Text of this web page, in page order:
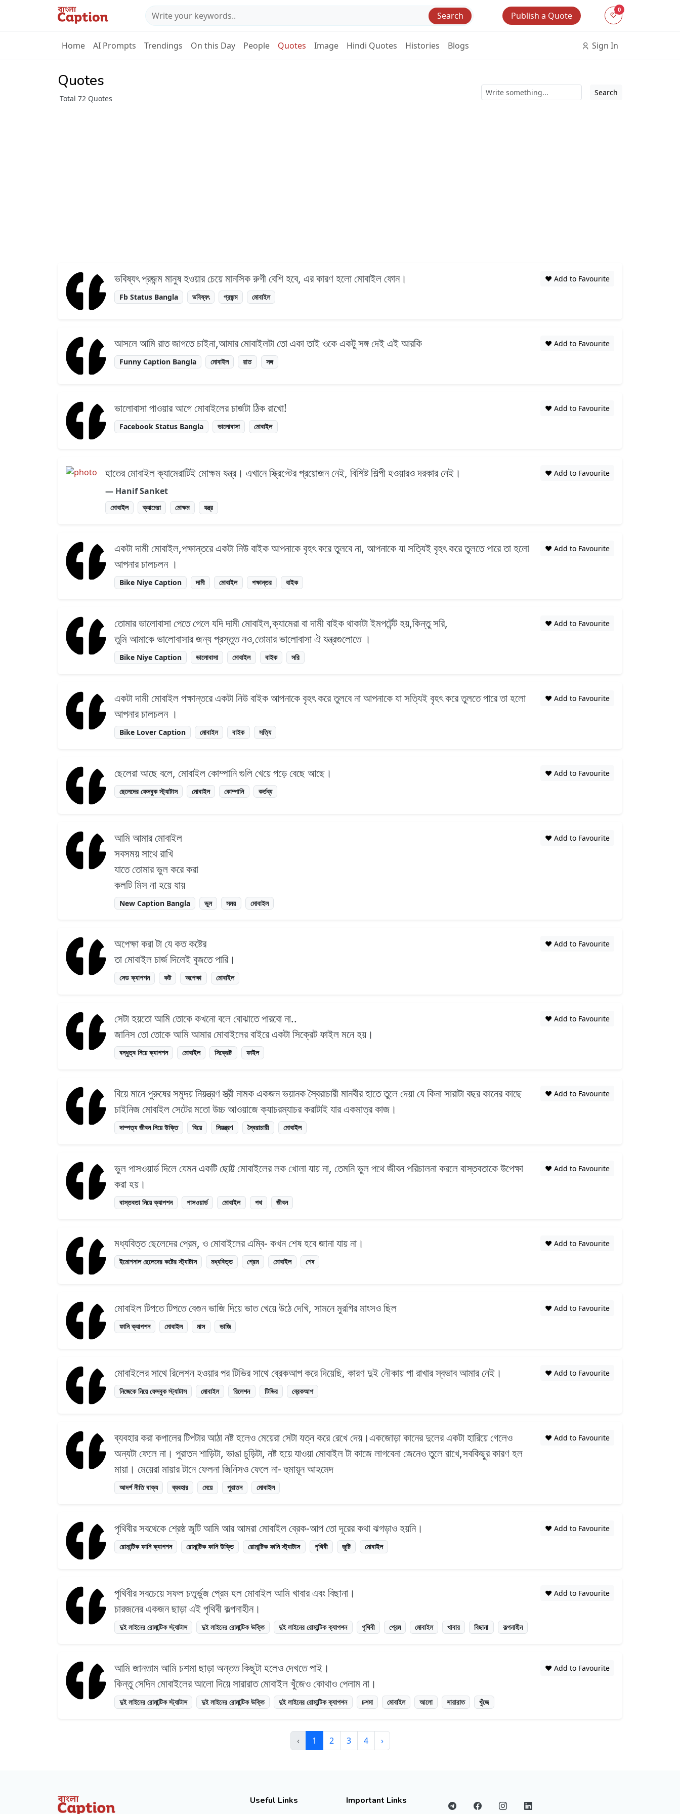
Search Publish a Quote
0
Home AI Prompts Trendings On this Day People Quotes Image Hindi Quotes Histories Blogs Sign In
Quotes
Total 72 Quotes
Search
ভবিষ্যৎ প্রজন্ম মানুষ হওয়ার চেয়ে মানসিক রুগী বেশি হবে, এর কারণ হলো মোবাইল ফোন।
Fb Status Bangla ভবিষ্যৎ প্রজন্ম মোবাইল
❤️ Add to Favourite
আসলে আমি রাত জাগতে চাইনা,আমার মোবাইলটা তো একা তাই ওকে একটু সঙ্গ দেই এই আরকি
Funny Caption Bangla মোবাইল রাত সঙ্গ
❤️ Add to Favourite
ভালোবাসা পাওয়ার আগে মোবাইলের চার্জটা ঠিক রাখো!
Facebook Status Bangla ভালোবাসা মোবাইল
❤️ Add to Favourite
হাতের মোবাইল ক্যামেরাটিই মোক্ষম যন্ত্র। এখানে স্ক্রিপ্টের প্রয়োজন নেই, বিশিষ্ট শিল্পী হওয়ারও দরকার নেই।
― Hanif Sanket
মোবাইল ক্যামেরা মোক্ষম যন্ত্র
❤️ Add to Favourite
একটা দামী মোবাইল,পক্ষান্তরে একটা নিউ বাইক আপনাকে বৃহৎ করে তুলবে না, আপনাকে যা সত্যিই বৃহৎ করে তুলতে পারে তা হলো
আপনার চালচলন ।
Bike Niye Caption দামী মোবাইল পক্ষান্তর বাইক
❤️ Add to Favourite
তোমার ভালোবাসা পেতে গেলে যদি দামী মোবাইল,ক্যামেরা বা দামী বাইক থাকাটা ইমপর্টেন্ট হয়,কিন্তু সরি,
তুমি আমাকে ভালোবাসার জন্য প্রস্তুত নও,তোমার ভালোবাসা ঐ যন্ত্রগুলোতে ।
Bike Niye Caption ভালোবাসা মোবাইল বাইক সরি
❤️ Add to Favourite
একটা দামী মোবাইল পক্ষান্তরে একটা নিউ বাইক আপনাকে বৃহৎ করে তুলবে না আপনাকে যা সত্যিই বৃহৎ করে তুলতে পারে তা হলো
আপনার চালচলন ।
Bike Lover Caption মোবাইল বাইক সত্যি
❤️ Add to Favourite
ছেলেরা আছে বলে, মোবাইল কোম্পানি গুলি খেয়ে পড়ে বেছে আছে।
ছেলেদের ফেসবুক স্ট্যাটাস মোবাইল কোম্পানি কর্তব্য
❤️ Add to Favourite
আমি আমার মোবাইল
সবসময় সাথে রাখি
যাতে তোমার ভুল করে করা
কলটি মিস না হয়ে যায়
New Caption Bangla ভুল সময় মোবাইল
❤️ Add to Favourite
অপেক্ষা করা টা যে কত কষ্টের
তা মোবাইল চার্জ দিলেই বুজতে পারি।
সেড ক্যাপশন কষ্ট অপেক্ষা মোবাইল
❤️ Add to Favourite
সেটা হয়তো আমি তোকে কখনো বলে বোঝাতে পারবো না..
জানিস তো তোকে আমি আমার মোবাইলের বাইরে একটা সিক্রেট ফাইল মনে হয়।
বন্ধুত্ব নিয়ে ক্যাপশন মোবাইল সিক্রেট ফাইল
❤️ Add to Favourite
বিয়ে মানে পুরুষের সমুদয় নিয়ন্ত্রণ স্ত্রী নামক একজন ভয়ানক স্বৈরাচারী মানবীর হাতে তুলে দেয়া যে কিনা সারাটা বছর কানের কাছে
চাইনিজ মোবাইল সেটের মতো উচ্চ আওয়াজে ক্যাচরম্যাচর করাটাই যার একমাত্র কাজ।
দাম্পত্য জীবন নিয়ে উক্তি বিয়ে নিয়ন্ত্রণ স্বৈরাচারী মোবাইল
❤️ Add to Favourite
ভুল পাসওয়ার্ড দিলে যেমন একটি ছোট্ট মোবাইলের লক খোলা যায় না, তেমনি ভুল পথে জীবন পরিচালনা করলে বাস্তবতাকে উপেক্ষা
করা হয়।
বাস্তবতা নিয়ে ক্যাপশন পাসওয়ার্ড মোবাইল পথ জীবন
❤️ Add to Favourite
মধ্যবিত্ত ছেলেদের প্রেম, ও মোবাইলের এম্বি- কখন শেষ হবে জানা যায় না।
ইমোশনাল ছেলেদের কষ্টের স্ট্যাটাস মধ্যবিত্ত প্রেম মোবাইল শেষ
❤️ Add to Favourite
মোবাইল টিপতে টিপতে বেগুন ভাজি দিয়ে ভাত খেয়ে উঠে দেখি, সামনে মুরগির মাংসও ছিল
ফানি ক্যাপশন মোবাইল মাস ভাজি
❤️ Add to Favourite
মোবাইলের সাথে রিলেশন হওয়ার পর টিভির সাথে ব্রেকআপ করে দিয়েছি, কারণ দুই নৌকায় পা রাখার স্বভাব আমার নেই।
নিজেকে নিয়ে ফেসবুক স্ট্যাটাস মোবাইল রিলেশন টিভির ব্রেকআপ
❤️ Add to Favourite
ব্যবহার করা কপালের টিপটার আঠা নষ্ট হলেও মেয়েরা সেটা যত্ন করে রেখে দেয়।একজোড়া কানের দুলের একটা হারিয়ে গেলেও
অন্যটা ফেলে না। পুরাতন শাড়িটা, ভাঙা চুড়িটা, নষ্ট হয়ে যাওয়া মোবাইল টা কাজে লাগবেনা জেনেও তুলে রাখে,সবকিছুর কারণ হল
মায়া। মেয়েরা মায়ার টানে ফেলনা জিনিসও ফেলে না- হুমায়ূন আহমেদ
আদর্শ নীতি বাক্য ব্যবহার মেয়ে পুরাতন মোবাইল
❤️ Add to Favourite
পৃথিবীর সবথেকে শ্রেষ্ঠ জুটি আমি আর আমরা মোবাইল ব্রেক-আপ তো দূরের কথা ঝগড়াও হয়নি।
রোমান্টিক ফানি ক্যাপশন রোমান্টিক ফানি উক্তি রোমান্টিক ফানি স্ট্যাটাস পৃথিবী জুটি মোবাইল
❤️ Add to Favourite
পৃথিবীর সবচেয়ে সফল চতুর্ভুজ প্রেম হল মোবাইল আমি খাবার এবং বিছানা। ‌
চারজনের একজন ছাড়া এই পৃথিবী কল্পনাহীন।
দুই লাইনের রোমান্টিক স্ট্যাটাস দুই লাইনের রোমান্টিক উক্তি দুই লাইনের রোমান্টিক ক্যাপশন পৃথিবী প্রেম মোবাইল খাবার বিছানা কল্পনাহীন
❤️ Add to Favourite
আমি জানতাম আমি চশমা ছাড়া অন্তত কিছুটা হলেও দেখতে পাই।
কিন্তু সেদিন মোবাইলের আলো দিয়ে সারারাত মোবাইল খুঁজেও কোথাও পেলাম না।
দুই লাইনের রোমান্টিক স্ট্যাটাস দুই লাইনের রোমান্টিক উক্তি দুই লাইনের রোমান্টিক ক্যাপশন চশমা মোবাইল আলো সারারাত খুঁজে
❤️ Add to Favourite
‹ 1 2 3 4 ›
Useful Links Important Links